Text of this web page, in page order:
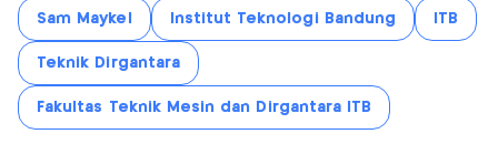
Sam Maykel Institut Teknologi Bandung ITB
Teknik Dirgantara
Fakultas Teknik Mesin dan Dirgantara ITB